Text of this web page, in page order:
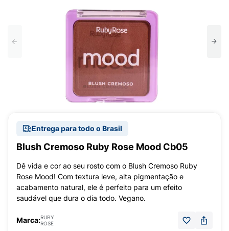
Entrega para todo o Brasil
Blush Cremoso Ruby Rose Mood Cb05
Dê vida e cor ao seu rosto com o Blush Cremoso Ruby
Rose Mood! Com textura leve, alta pigmentação e
acabamento natural, ele é perfeito para um efeito
saudável que dura o dia todo. Vegano.
Marca:RUBY
ROSE